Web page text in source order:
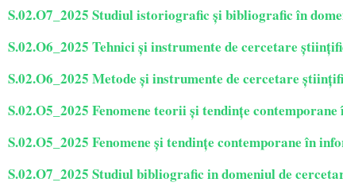
S.02.O7_2025 Studiul istoriografic și bibliografic în
S.02.O6_2025 Tehnici și instrumente de cercetare
S.02.O6_2025 Metode și instrumente de cercetare
S.02.O5_2025 Fenomene teorii și tendințe
S.02.O5_2025 Fenomene și tendințe contemporane în
S.02.O7_2025 Studiul bibliografic in domeniul de